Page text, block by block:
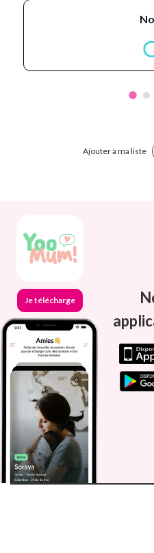
Ajouter à ma liste
Je télécharge